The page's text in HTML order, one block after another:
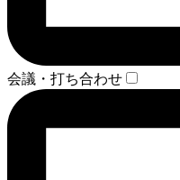
会議・打ち合わせ